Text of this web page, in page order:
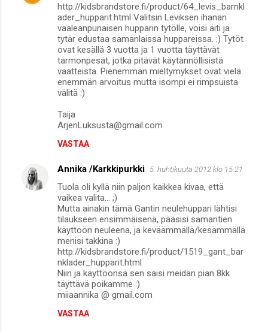
http://kidsbrandstore.fi/product/64_levis_barnkl
ader_hupparit.html Valitsin Leviksen ihanan
vaaleanpunaisen hupparin tytölle, voisi äiti ja
tytär edustaa samanlaissa huppareissa. :) Tytöt
ovat kesällä 3 vuotta ja 1 vuotta täyttävät
tarmonpesät, jotka pitävät käytännöllisistä
vaatteista. Pienemmän mieltymykset ovat vielä
enemmän arvoitus mutta isompi ei rimpsuista
välitä :)
Taija
ArjenLuksusta@gmail.com
VASTAA
Annika /Karkkipurkki 5. huhtikuuta 2012 klo 15.21
Tuola oli kyllä niin paljon kaikkea kivaa, että
vaikea valita... ;)
Mutta ainakin tämä Gantin neulehuppari lähtisi
tilaukseen ensimmäisenä, pääsisi samantien
käyttöön neuleena, ja keväämmällä/kesämmällä
menisi takkina :)
http://kidsbrandstore.fi/product/1519_gant_bar
nklader_hupparit.html
Niin ja käyttöönsä sen saisi meidän pian 8kk
täyttävä poikamme :)
miiaannika @ gmail.com
VASTAA